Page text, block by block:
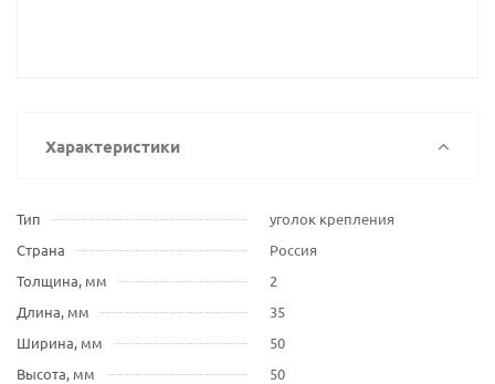
Характеристики
Тип
уголок крепления
Страна
Россия
Толщина, мм
2
Длина, мм
35
Ширина, мм
50
Высота, мм
50